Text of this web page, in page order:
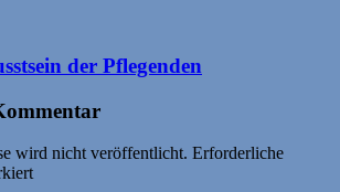
der Pflegenden
wird nicht veröffentlicht. Erforderliche